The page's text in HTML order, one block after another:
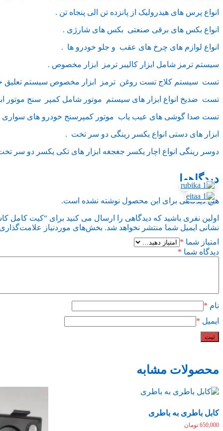
انواع پرس های هیدرولیک از پانزده تن الی پنجاه تن .
انواع بکس های برقی صنعتی بکس های شارژی .
انواع لوازم های چرخ های عقب و جلو خودرو ها .
سیستم ترمز شامل ابزار کالیبر ترمز ابزار مخصوص .
تست سیستم کلاج تست روغن ترمز ابزار مخصوص سیستم تعلیق
تست ضدیخ انواع ابزار های سیستم موتور شامل کمپر سنج موتور
تست صدا گوشی های عیب یاب موتور کمپرسنج خودرو های سواری
ابزار های دستی انواع یکسر رینگی دو سر تخت .
دوسر رینگی انواع اچار یکسر جغجغه ابزار های تکی یکسر دو سر
دیدگاهها
هیچ دیدگاهی برای این محصول نوشته نشده است.
اولین نفری باشید که دیدگاهی را ارسال می کنید برای “کیت کامل
نشانی ایمیل شما منتشر نخواهد شد. بخش‌های موردنیاز
امتیاز شما *
دیدگاه شما *
نام *
ایمیل *
محصولات مشابه
کابل باطری به باطری
650,000 تومان